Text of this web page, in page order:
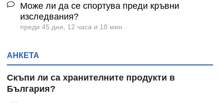
Може ли да се спортува преди кръвни
изследвания?
преди 45 дни, 12 часа и 18 мин.
АНКЕТА
Скъпи ли са хранителните продукти в
България?